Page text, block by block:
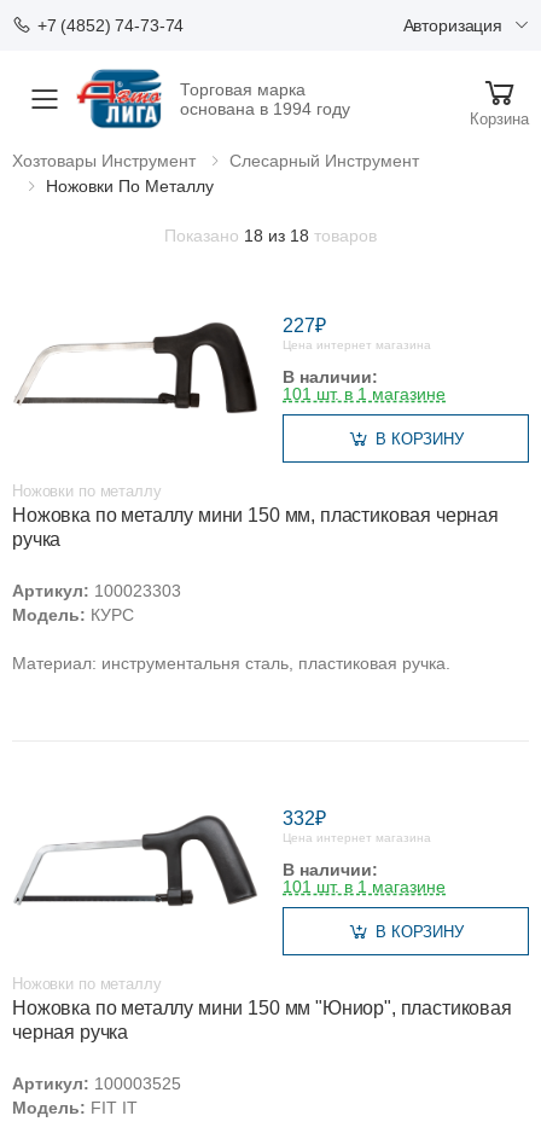
+7 (4852) 74-73-74 Авторизация
Меню
Торговая марка
основана в 1994 году
Корзина
Хозтовары Инструмент
Слесарный Инструмент
Ножовки По Металлу
Показано 18 из 18 товаров
227₽
Цена интернет магазина
В наличии:
101 шт. в 1 магазине
В КОРЗИНУ
Ножовки по металлу
Ножовка по металлу мини 150 мм, пластиковая черная
ручка
Артикул: 100023303
Модель: КУРС
Материал: инструментальня сталь, пластиковая ручка.
332₽
Цена интернет магазина
В наличии:
101 шт. в 1 магазине
В КОРЗИНУ
Ножовки по металлу
Ножовка по металлу мини 150 мм "Юниор", пластиковая
черная ручка
Артикул: 100003525
Модель: FIT IT